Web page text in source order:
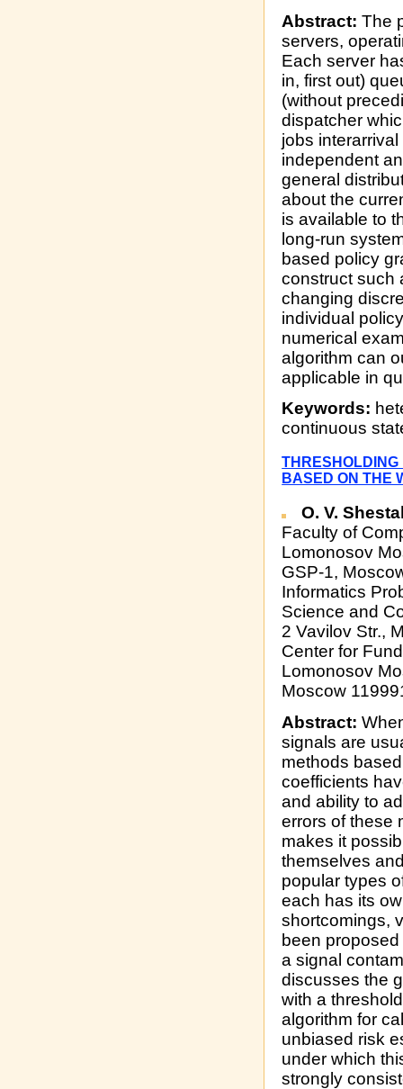
Abstract: The
servers,
Each server
in, first out)
(without
dispatcher
jobs
independent
general
about the
is available to
long-run
based policy
construct such
changing
individual
numerical
algorithm can
applicable in
Keywords:
continuous
THRESHOLDING
BASED ON THE
O. V.
Faculty of
Lomonosov
GSP-1,
Informatics
Science and
2 Vavilov Str.,
Center for
Lomonosov
Moscow
Abstract:
signals are
methods
coefficients
and ability to
errors of these
makes it
themselves
popular types
each has its
shortcomings,
been
a signal
discusses the
with a
algorithm for
unbiased risk
under which
strongly